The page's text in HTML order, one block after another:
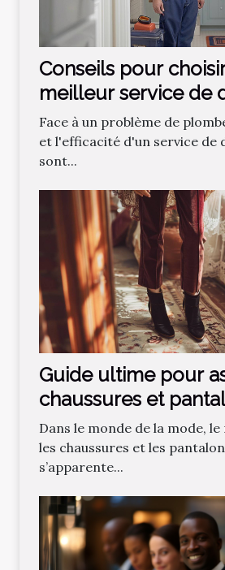
Conseils pour
meilleur service de
plomberie
Face à un problème de
et l'efficacité d'un service de
sont...
Guide ultime pour
chaussures et
velours
Dans le monde de la mode,
les chaussures et les
s’apparente...